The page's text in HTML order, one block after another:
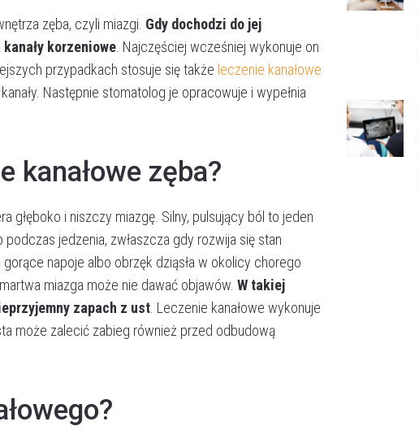
zęba, czyli miazgi. Gdy dochodzi do jej
korzeniowe . Najczęściej wcześniej wykonuje on
przypadkach stosuje się także leczenie kanałowe
Następnie stomatolog je opracowuje i wypełnia
kanałowe zęba?
głęboko i niszczy miazgę. Silny, pulsujący ból to jeden
jedzenia, zwłaszcza gdy rozwija się stan
napoje albo obrzęk dziąsła w okolicy chorego
miazga może nie dawać objawów. W takiej
zapach z ust . Leczenie kanałowe wykonuje
może zalecić zabieg również przed odbudową